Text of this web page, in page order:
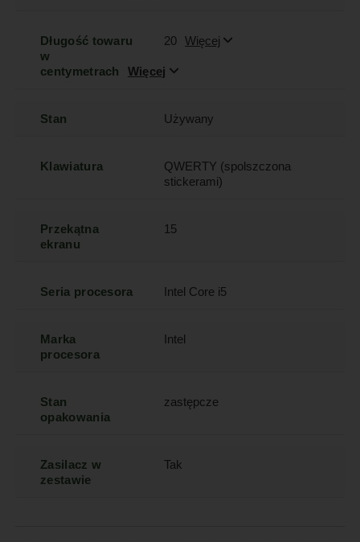
Długość towaru
w
centymetrach
Więcej
20 Więcej
Stan Używany
Klawiatura
QWERTY (spolszczona
stickerami)
Przekątna
ekranu
15
Seria procesora Intel Core i5
Marka
procesora
Intel
Stan
opakowania
zastępcze
Zasilacz w
zestawie
Tak